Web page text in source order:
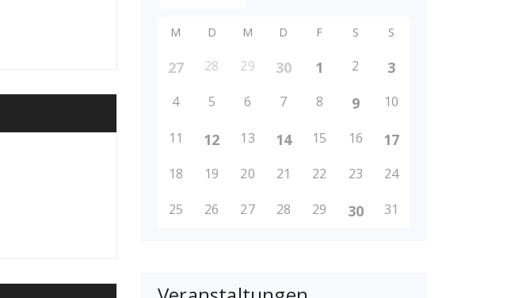
M D M D F S S
27 28 29 30 1 2 3
4 5 6 7 8 9 10
11 12 13 14 15 16 17
18 19 20 21 22 23 24
25 26 27 28 29 30 31